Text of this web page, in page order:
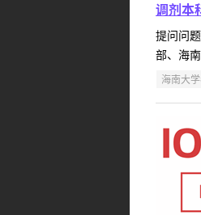
调剂本
提问问
部、海
海南大